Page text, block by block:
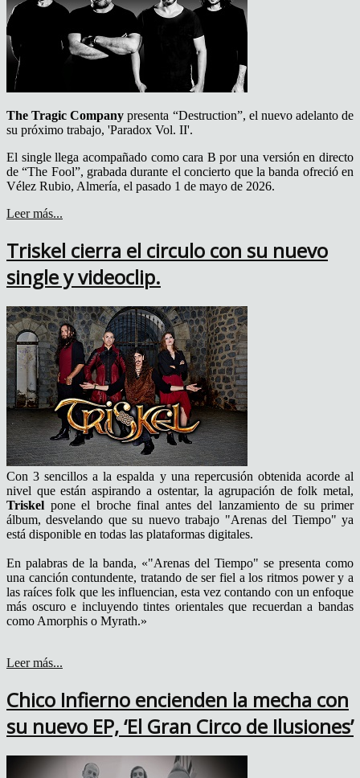
The Tragic Companypresenta “Destruction”, el nuevo adelanto de
su próximo trabajo, 'Paradox Vol. II'.
El single llega acompañado como cara B por una versión en directo
de “The Fool”, grabada durante el concierto que la banda ofreció en
Vélez Rubio, Almería, el pasado 1 de mayo de 2026.
Leer más...
Triskel cierra el circulo con su nuevo
single y videoclip.
Con 3 sencillos a la espalda y una repercusión obtenida acorde al
nivel que están aspirando a ostentar, la agrupación de folk metal,
Triskel pone el broche final antes del lanzamiento de su primer
álbum, desvelando que su nuevo trabajo "Arenas del Tiempo" ya
está disponible en todas las plataformas digitales.
En palabras de la banda, «"Arenas del Tiempo" se presenta como
una canción contundente, tratando de ser fiel a los ritmos power y a
las raíces folk que les influencian, esta vez contando con un enfoque
más oscuro e incluyendo tintes orientales que recuerdan a bandas
como Amorphis o Myrath.»
Leer más...
Chico Infierno encienden la mecha con
su nuevo EP, ‘El Gran Circo de Ilusiones’